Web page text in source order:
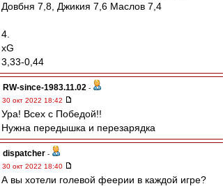
Довбня 7,8, Джикия 7,6 Маслов 7,4
4.
xG
3,33-0,44
RW-since-1983.11.02 -
30 окт 2022 18:42
Ура! Всех с Победой!!
Нужна передышка и перезарядка
dispatcher -
30 окт 2022 18:40
А вы хотели голевой феерии в каждой игре?